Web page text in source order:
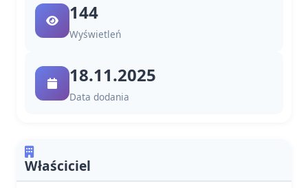
144
Wyświetleń
18.11.2025
Data dodania
Właściciel